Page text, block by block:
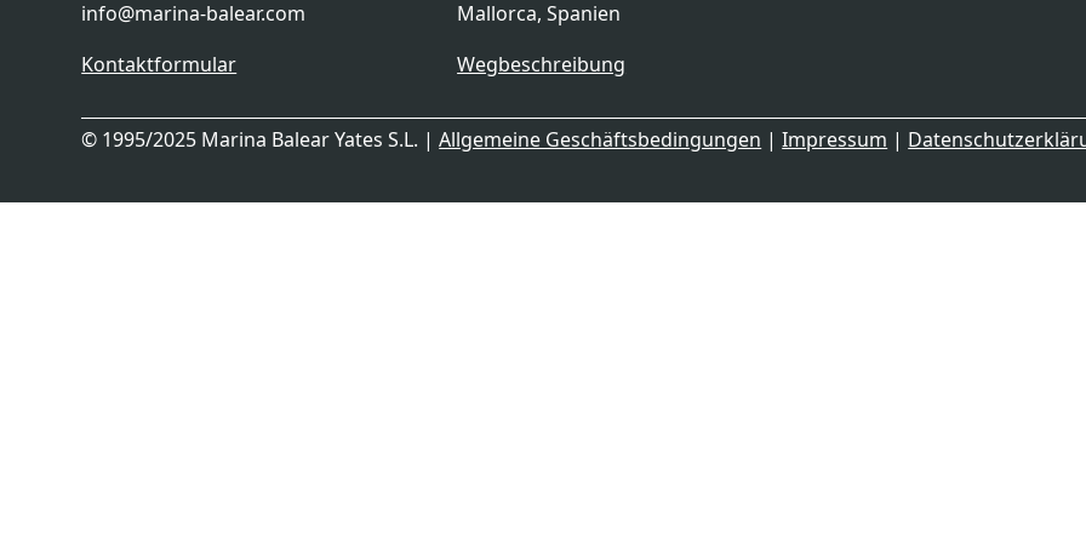
info@marina-balear.com
Kontaktformular
Mallorca, Spanien
Wegbeschreibung
© 1995/2025 Marina Balear Yates S.L. |Allgemeine Geschäftsbedingungen |Impressum |